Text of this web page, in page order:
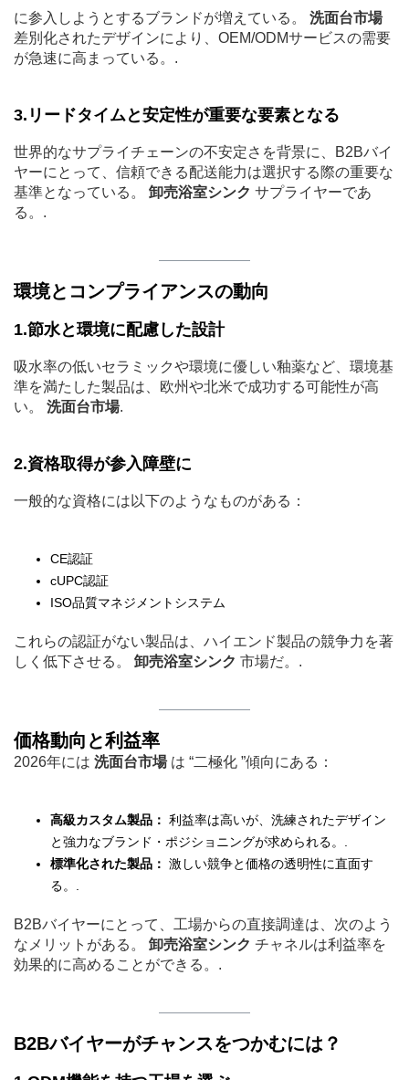
に参入しようとするブランドが増えている。 洗面台市場
差別化されたデザインにより、OEM/ODMサービスの需要
が急速に高まっている。.
3.リードタイムと安定性が重要な要素となる
世界的なサプライチェーンの不安定さを背景に、B2Bバイ
ヤーにとって、信頼できる配送能力は選択する際の重要な
基準となっている。 卸売浴室シンク サプライヤーであ
る。.
環境とコンプライアンスの動向
1.節水と環境に配慮した設計
吸水率の低いセラミックや環境に優しい釉薬など、環境基
準を満たした製品は、欧州や北米で成功する可能性が高
い。 洗面台市場.
2.資格取得が参入障壁に
一般的な資格には以下のようなものがある：
CE認証
cUPC認証
ISO品質マネジメントシステム
これらの認証がない製品は、ハイエンド製品の競争力を著
しく低下させる。 卸売浴室シンク 市場だ。.
価格動向と利益率
2026年には 洗面台市場は “二極化 ”傾向にある：
高級カスタム製品： 利益率は高いが、洗練されたデザイン
と強力なブランド・ポジショニングが求められる。.
標準化された製品： 激しい競争と価格の透明性に直面す
る。.
B2Bバイヤーにとって、工場からの直接調達は、次のよう
なメリットがある。 卸売浴室シンク チャネルは利益率を
効果的に高めることができる。.
B2Bバイヤーがチャンスをつかむには？